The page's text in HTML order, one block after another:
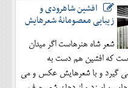
افشین شاهرودی و
زیبایی معصومانۀ شعرهایش
شعر شاه هنرهاست اگر میدان
که افشین هم دست به
گیرد و با شعرهایش عکس و می